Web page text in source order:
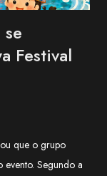
Festival
que o grupo
Segundo a